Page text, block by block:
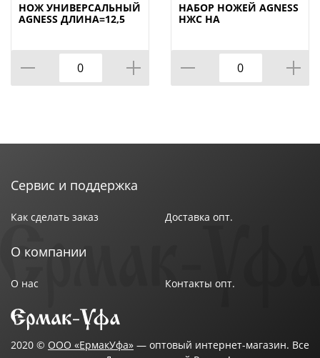
НОЖ УНИВЕРСАЛЬНЫЙ
AGNESS ДЛИНА=12,5
НАБОР НОЖЕЙ AGNESS
НЖС НА
ПОДСТАВКЕ 8 ПР.,
КОР=6НАБОР.
Сервис и поддержка
Как сделать заказ Доставка опт.
О компании
О нас Контакты опт.
2020 © ООО «ЕрмакУфа» — оптовый интернет-магазин. Все